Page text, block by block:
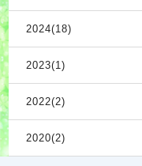
2024(18)
2023(1)
2022(2)
2020(2)